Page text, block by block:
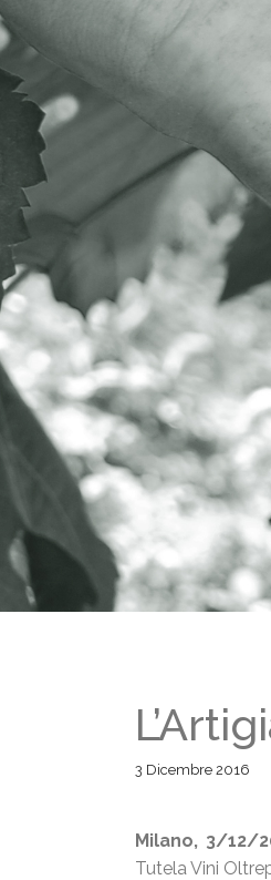
3 Dicembre 2016
Milano, 3/12/
Tutela Vini